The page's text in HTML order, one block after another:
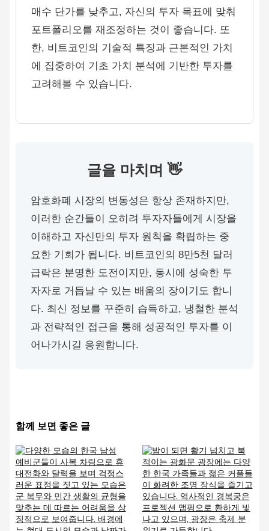
매수 단가를 낮추고, 자신의 투자 목표에 맞춰
포트폴리오를 재조정하는 것이 좋습니다. 또
한, 비트코인의 기술적 특징과 근본적인 가치
에 집중하여 기초 가치 분석에 기반한 투자를
고려해볼 수 있습니다.
글을 마치며 👋
암호화폐 시장의 변동성은 항상 존재하지만,
이러한 순간들이 오히려 투자자들에게 시장을
이해하고 자신만의 투자 원칙을 확립하는 중
요한 기회가 됩니다. 비트코인의 8만5천 달러
급락은 분명한 도전이지만, 동시에 성숙한 투
자자로 거듭날 수 있는 배움의 장이기도 합니
다. 최신 정보를 꾸준히 습득하고, 냉철한 분석
과 전략적인 접근을 통해 성공적인 투자를 이
어나가시길 응원합니다.
함께 보면 좋은 글